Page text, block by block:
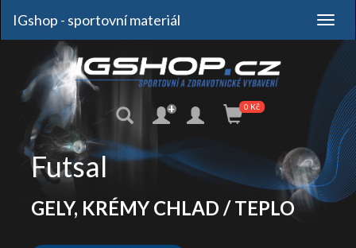
+ 0 Kč
IGshop - sportovní materiál
Futsal
GELY, KRÉMY CHLAD / TEPLO